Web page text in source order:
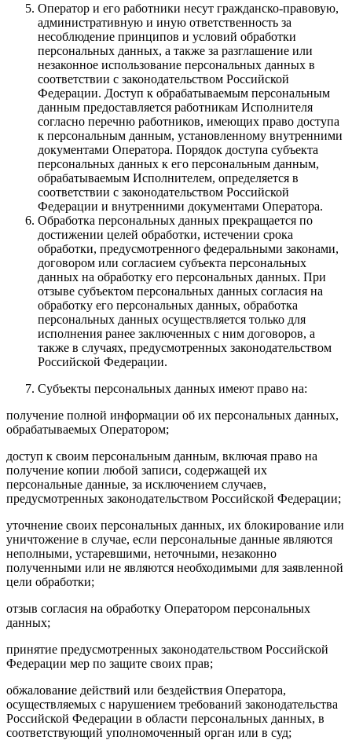
Оператор и его работники несут гражданско-правовую,
административную и иную ответственность за
несоблюдение принципов и условий обработки
персональных данных, а также за разглашение или
незаконное использование персональных данных в
соответствии с законодательством Российской
Федерации. Доступ к обрабатываемым персональным
данным предоставляется работникам Исполнителя
согласно перечню работников, имеющих право доступа
к персональным данным, установленному внутренними
документами Оператора. Порядок доступа субъекта
персональных данных к его персональным данным,
обрабатываемым Исполнителем, определяется в
соответствии с законодательством Российской
Федерации и внутренними документами Оператора.
Обработка персональных данных прекращается по
достижении целей обработки, истечении срока
обработки, предусмотренного федеральными законами,
договором или согласием субъекта персональных
данных на обработку его персональных данных. При
отзыве субъектом персональных данных согласия на
обработку его персональных данных, обработка
персональных данных осуществляется только для
исполнения ранее заключенных с ним договоров, а
также в случаях, предусмотренных законодательством
Российской Федерации.
Субъекты персональных данных имеют право на:
получение полной информации об их персональных данных,
обрабатываемых Оператором;
доступ к своим персональным данным, включая право на
получение копии любой записи, содержащей их
персональные данные, за исключением случаев,
предусмотренных законодательством Российской Федерации;
уточнение своих персональных данных, их блокирование или
уничтожение в случае, если персональные данные являются
неполными, устаревшими, неточными, незаконно
полученными или не являются необходимыми для заявленной
цели обработки;
отзыв согласия на обработку Оператором персональных
данных;
принятие предусмотренных законодательством Российской
Федерации мер по защите своих прав;
обжалование действий или бездействия Оператора,
осуществляемых с нарушением требований законодательства
Российской Федерации в области персональных данных, в
соответствующий уполномоченный орган или в суд;